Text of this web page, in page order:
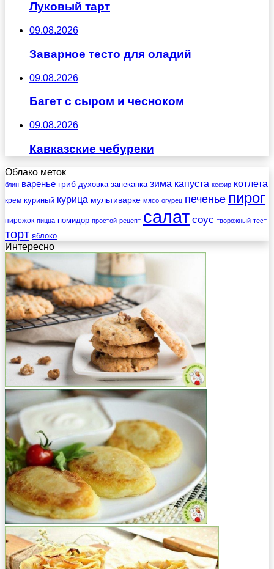
Луковый тарт
09.08.2026
Заварное тесто для оладий
09.08.2026
Багет с сыром и чесноком
09.08.2026
Кавказские чебуреки
Облако меток
блин варенье гриб духовка запеканка зима капуста кефир котлета
крем куриный курица мультиварке мясо огурец печенье пирог
пирожок пицца помидор простой рецепт салат соус творожный тест
торт яблоко
Интересно